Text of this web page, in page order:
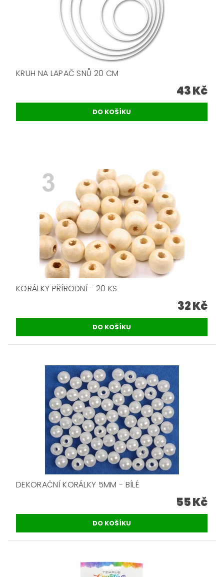
KRUH NA LAPAČ SNŮ 20 CM
43 Kč
KORÁLKY PŘÍRODNÍ - 20 KS
32 Kč
DEKORAČNÍ KORÁLKY 5MM - BÍLÉ
55 Kč